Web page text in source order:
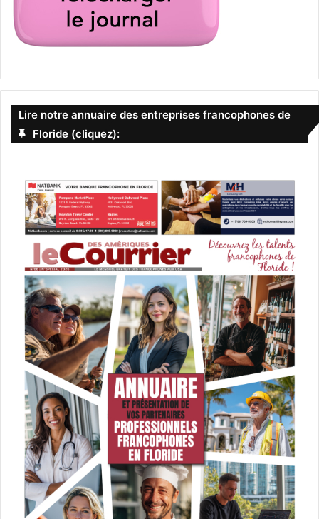
Lire notre annuaire des entreprises francophones de
Floride (cliquez):